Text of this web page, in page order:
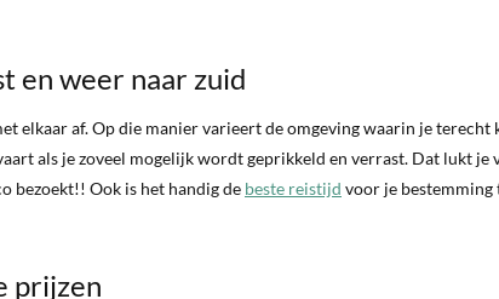
en weer naar zuid
elkaar af. Op die manier varieert de omgeving waarin je terecht
als je zoveel mogelijk wordt geprikkeld en verrast. Dat lukt je
bezoekt!! Ook is het handig de beste reistijd voor je bestemming
prijzen